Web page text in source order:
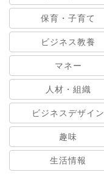
保育・子育て
ビジネス教養
マネー
人材・組織
ビジネスデザイン
趣味
生活情報